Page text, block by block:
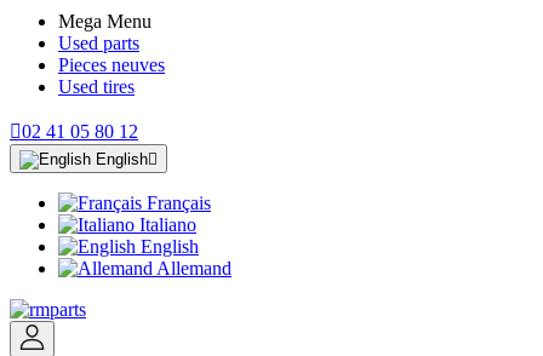
Mega Menu
Used parts
Pieces neuves
Used tires
02 41 05 80 12
English
Français
Italiano
English
Allemand